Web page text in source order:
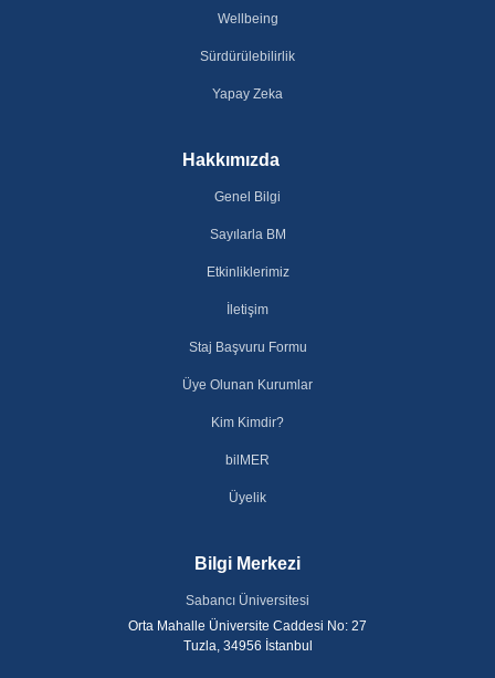
Wellbeing
Sürdürülebilirlik
Yapay Zeka
Hakkımızda
Genel Bilgi
Sayılarla BM
Etkinliklerimiz
İletişim
Staj Başvuru Formu
Üye Olunan Kurumlar
Kim Kimdir?
bilMER
Üyelik
Bilgi Merkezi
Sabancı Üniversitesi
Orta Mahalle Üniversite Caddesi No: 27
Tuzla, 34956 İstanbul